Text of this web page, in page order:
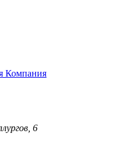
Компания
6